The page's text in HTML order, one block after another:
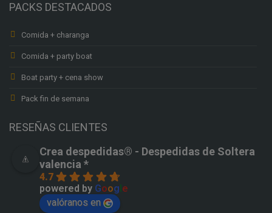
PACKS DESTACADOS
Comida + charanga
Comida + party boat
Boat party + cena show
Pack fin de semana
RESEÑAS CLIENTES
Crea despedidas®️ - Despedidas de Soltera
valencia *
4.7
powered by Google
valóranos en